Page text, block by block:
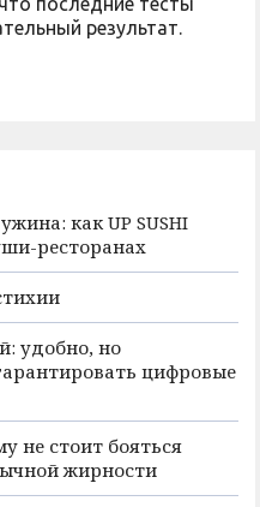
результат.
как UP SUSHI
ресторанах
удобно, но
цифровые
не стоит бояться
жирности